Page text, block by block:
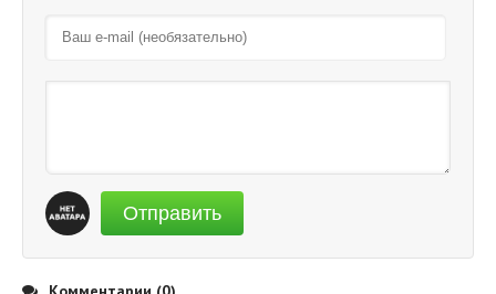
Отправить